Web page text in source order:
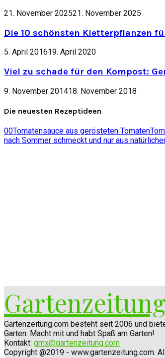
21. November 202521. November 2025
Die 10 schönsten Kletterpflanzen
5. April 201619. April 2020
Viel zu schade für den Kompost:
9. November 201418. November 2018
Die neuesten Rezeptideen
00Tomatensauce aus gerösteten Tomaten
nach Sommer schmeckt und nur aus
Gartenzeitung.com besteht seit 2006 und
Garten. Macht mit und habt Spaß am Garten!
Kontakt: gmx@gartenzeitung.com
Copyright @2019 - www.gartenzeitung.com.